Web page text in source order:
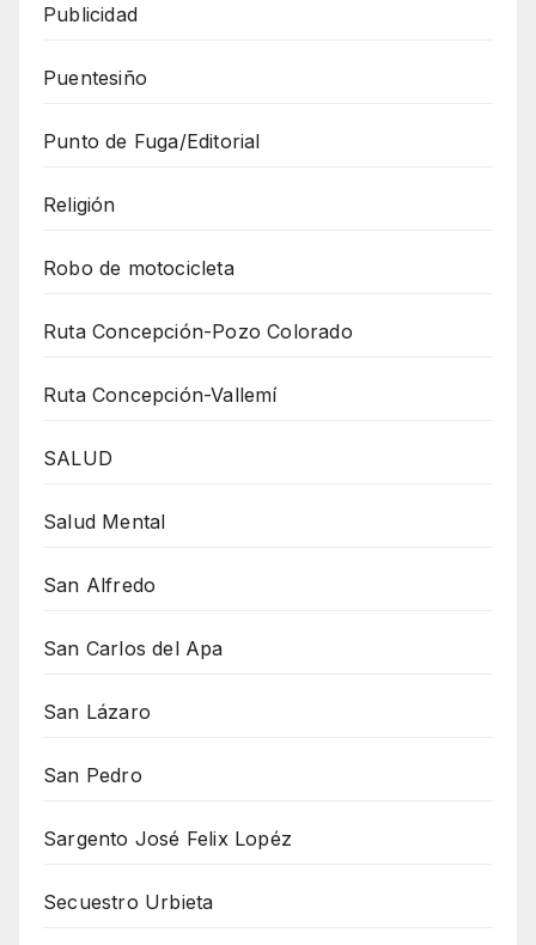
Publicidad
Puentesiño
Punto de Fuga/Editorial
Religión
Robo de motocicleta
Ruta Concepción-Pozo Colorado
Ruta Concepción-Vallemí
SALUD
Salud Mental
San Alfredo
San Carlos del Apa
San Lázaro
San Pedro
Sargento José Felix Lopéz
Secuestro Urbieta